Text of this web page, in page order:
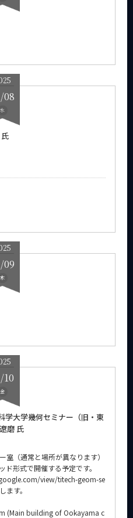
08
水
09
木
10
金
学大学幾何セミナー（旧・東
磨 氏
室（通常と場所が異なります）
形式で開催する予定です。
view/titech-geom-se
す。
(Main building of Ookayama c
細情報
CLOSE